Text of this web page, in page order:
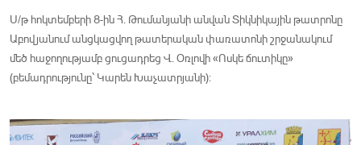
Ս/թ հոկտեմբերի 8-ին Հ. Թումանյանի անվան Տիկնիկային թատրոնը
Աբովյանում անցկացվող թատերական փառատոնի շրջանակում
մեծ հաջողությամբ ցուցադրեց Վ. Օռլովի «Ոսկե ճուտիկը»
(բեմադրությունը՝ Կարեն Խաչատրյանի):